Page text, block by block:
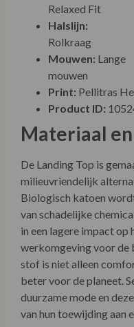
Product ID:
Materiaal
De Landing Top is
milieuvriendelijk
Biologisch katoen
van schadelijke
in een lagere impact op
stof is niet alleen
beter voor de planeet.
duurzame mode en
van hun toewijding aan
Product
Pellitras
Om de Landing Top in
deze het beste in de